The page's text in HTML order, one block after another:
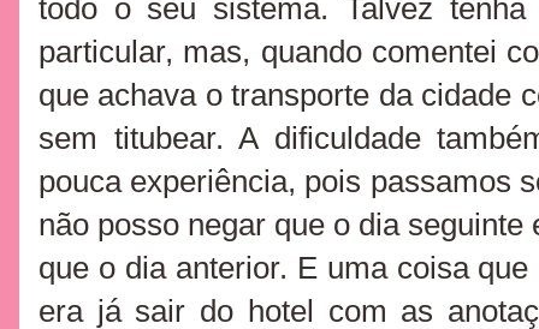
todo o seu sistema. Talvez
particular, mas, quando comentei
que achava o transporte da cidade
sem titubear. A dificuldade
pouca experiência, pois passamos
não posso negar que o dia
que o dia anterior. E uma coisa
era já sair do hotel com as